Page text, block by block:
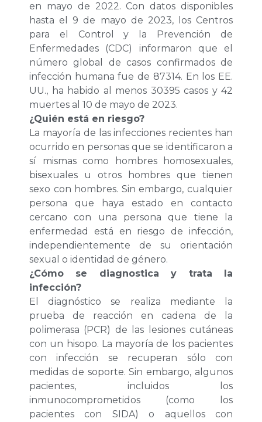
en mayo de 2022. Con datos disponibles
hasta el 9 de mayo de 2023, los Centros
para el Control y la Prevención de
Enfermedades (CDC) informaron que el
número global de casos confirmados de
infección humana fue de 87314. En los EE.
UU., ha habido al menos 30395 casos y 42
muertes al 10 de mayo de 2023.
¿Quién está en riesgo?
La mayoría de las infecciones recientes han
ocurrido en personas que se identificaron a
sí mismas como hombres homosexuales,
bisexuales u otros hombres que tienen
sexo con hombres. Sin embargo, cualquier
persona que haya estado en contacto
cercano con una persona que tiene la
enfermedad está en riesgo de infección,
independientemente de su orientación
sexual o identidad de género.
¿Cómo se diagnostica y trata la
infección?
El diagnóstico se realiza mediante la
prueba de reacción en cadena de la
polimerasa (PCR) de las lesiones cutáneas
con un hisopo. La mayoría de los pacientes
con infección se recuperan sólo con
medidas de soporte. Sin embargo, algunos
pacientes, incluidos los
inmunocomprometidos (como los
pacientes con SIDA) o aquellos con